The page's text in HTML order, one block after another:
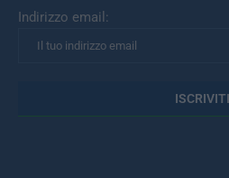
Indirizzo email: